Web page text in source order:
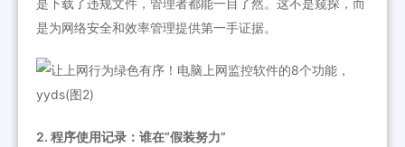
是下载了违规文件，管理者都能一目了然。这不是窥探，而
是为网络安全和效率管理提供第一手证据。
2. 程序使用记录：谁在“假装努力”